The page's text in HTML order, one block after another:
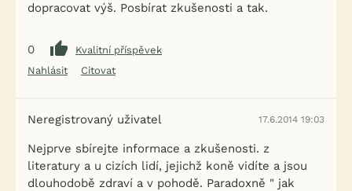
dopracovat výš. Posbírat zkušenosti a tak.
0
Kvalitní příspěvek
Nahlásit
Citovat
Neregistrovaný uživatel 17.6.2014 19:03
Nejprve sbírejte informace a zkušenosti. z
literatury a u cizích lidí, jejichž koně vidíte a jsou
dlouhodobě zdraví a v pohodě. Paradoxně " jak